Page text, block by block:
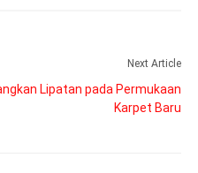
Next Article
Lipatan pada Permukaan
Karpet Baru